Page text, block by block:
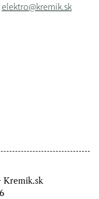
elektro@kremik.sk
Kremik.sk